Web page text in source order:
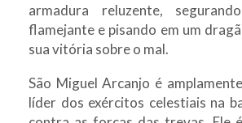
armadura reluzente,
flamejante e pisando em um
sua vitória sobre o mal.
São Miguel Arcanjo é
líder dos exércitos celestiais na